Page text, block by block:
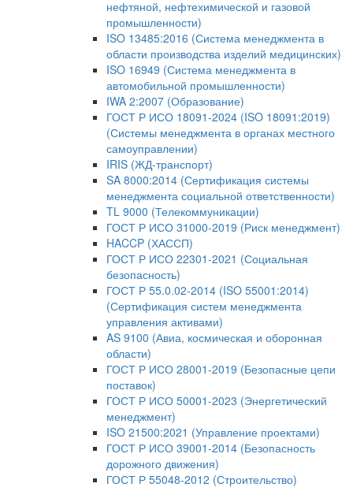
нефтяной, нефтехимической и газовой
промышленности)
ISO 13485:2016 (Система менеджмента в
области производства изделий медицинских)
ISO 16949 (Система менеджмента в
автомобильной промышленности)
IWA 2:2007 (Образование)
ГОСТ Р ИСО 18091-2024 (ISO 18091:2019)
(Системы менеджмента в органах местного
самоуправлении)
IRIS (ЖД-транспорт)
SA 8000:2014 (Сертификация системы
менеджмента социальной ответственности)
TL 9000 (Телекоммуникации)
ГОСТ Р ИСО 31000-2019 (Риск менеджмент)
HACCP (ХАССП)
ГОСТ Р ИСО 22301-2021 (Социальная
безопасность)
ГОСТ Р 55.0.02-2014 (ISO 55001:2014)
(Сертификация систем менеджмента
управления активами)
AS 9100 (Авиа, космическая и оборонная
области)
ГОСТ Р ИСО 28001-2019 (Безопасные цепи
поставок)
ГОСТ Р ИСО 50001-2023 (Энергетический
менеджмент)
ISO 21500:2021 (Управление проектами)
ГОСТ Р ИСО 39001-2014 (Безопасность
дорожного движения)
ГОСТ Р 55048-2012 (Строительство)